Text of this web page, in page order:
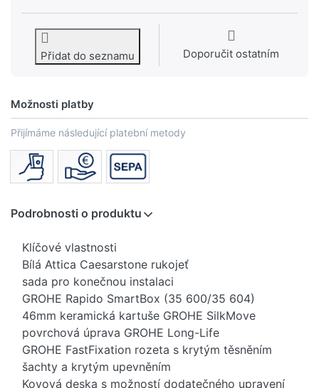
Přidat do seznamu Doporučit ostatním
Možnosti platby
Přijímáme následující platební metody
Podrobnosti o produktu
Klíčové vlastnosti
Bílá Attica Caesarstone rukojeť
sada pro konečnou instalaci
GROHE Rapido SmartBox (35 600/35 604)
46mm keramická kartuše GROHE SilkMove
povrchová úprava GROHE Long-Life
GROHE FastFixation rozeta s krytým těsněním
šachty a krytým upevněním
Kovová deska s možností dodatečného upravení